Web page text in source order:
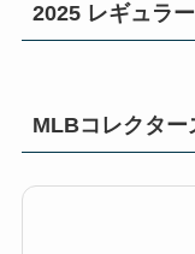
2025 レギュラ
MLBコレクター